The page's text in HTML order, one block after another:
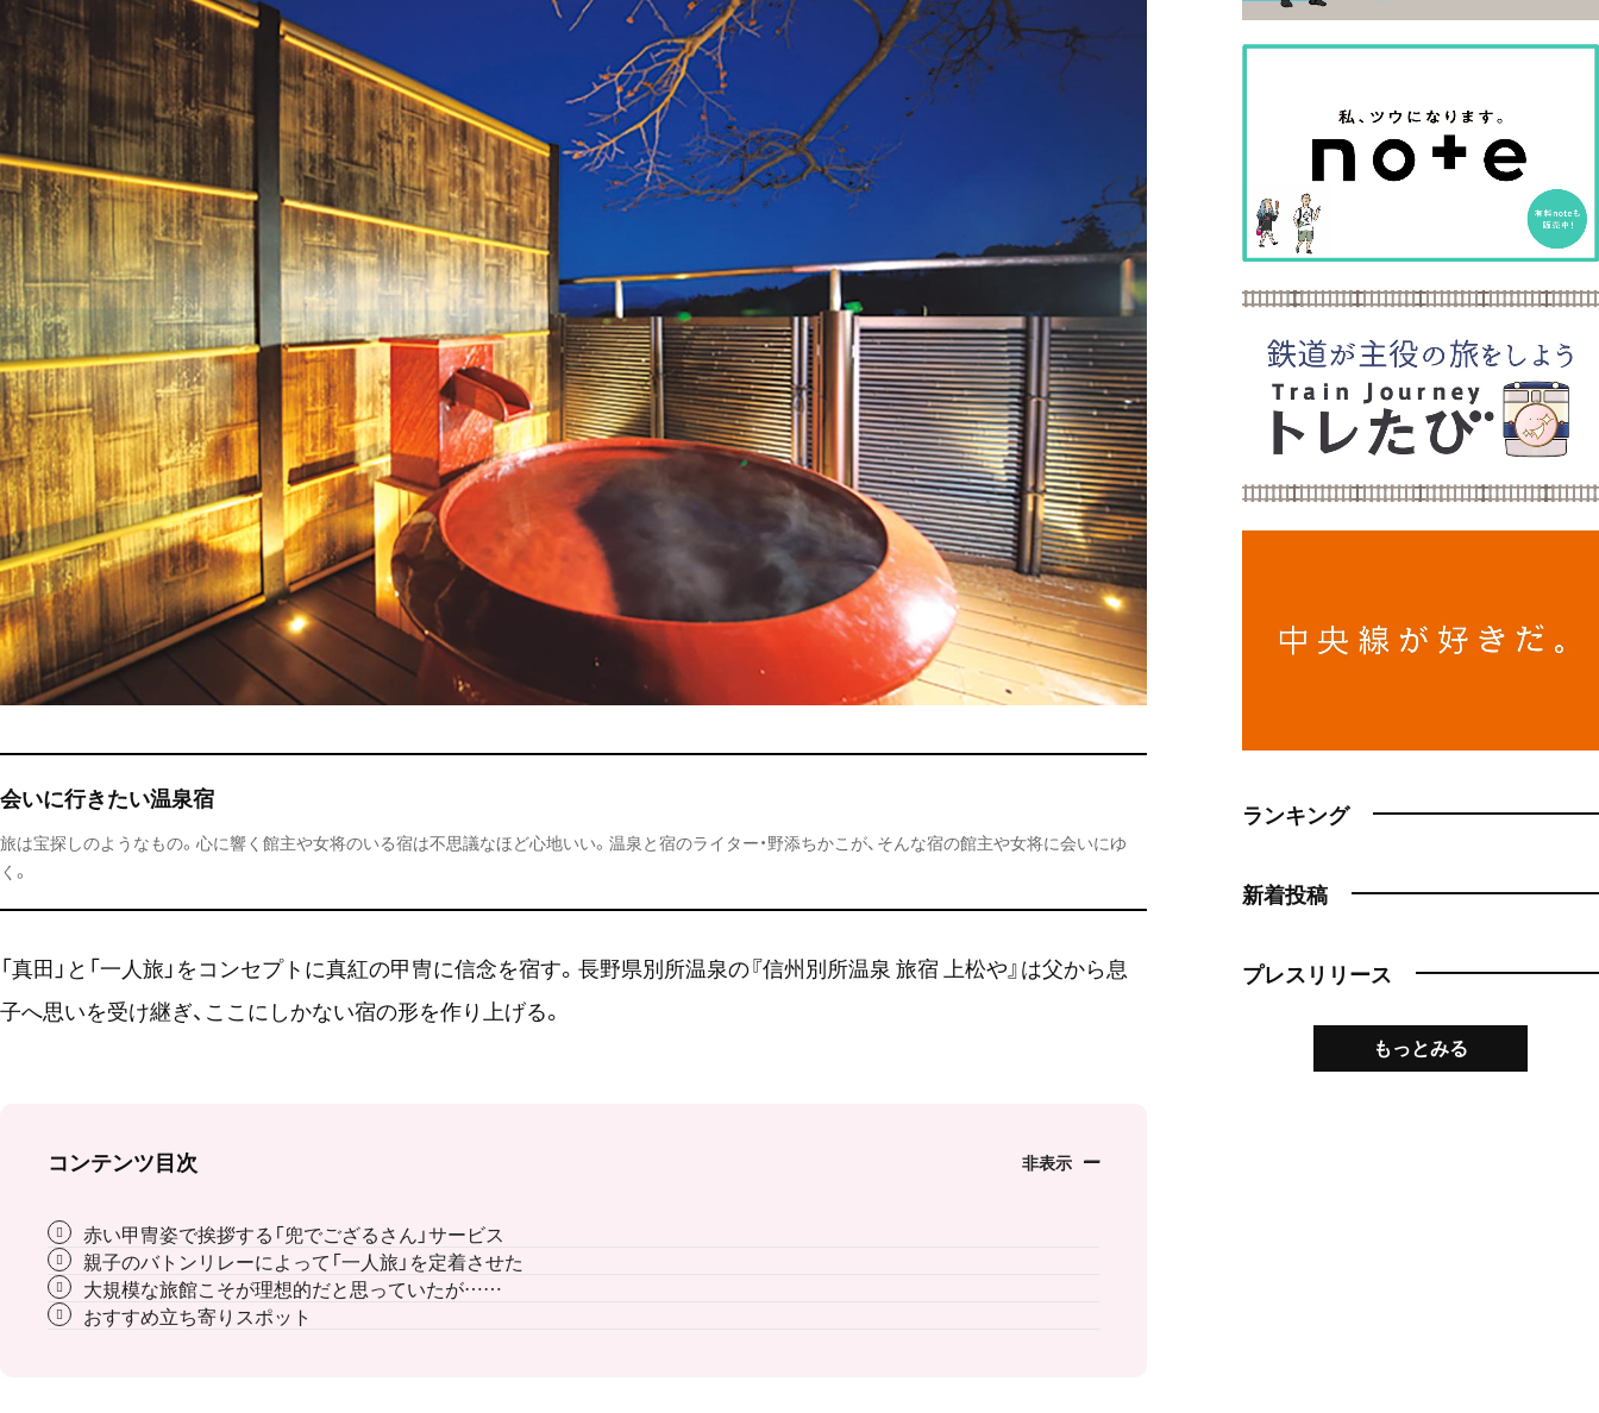
会いに行きたい温泉宿
旅は宝探しのようなもの。心に響く館主や女将のいる宿は不思議なほど心地いい。温泉と宿のライター・野添ちかこが、そんな宿の館主や女将に会いにゆ
く。
「真田」と「一人旅」をコンセプトに真紅の甲冑に信念を宿す。長野県別所温泉の『信州別所温泉 旅宿 上松や』は父から息
子へ思いを受け継ぎ、ここにしかない宿の形を作り上げる。
コンテンツ目次
赤い甲冑姿で挨拶する「兜でござるさん」サービス
親子のバトンリレーによって「一人旅」を定着させた
大規模な旅館こそが理想的だと思っていたが……
おすすめ立ち寄りスポット
ランキング
新着投稿
プレスリリース
もっとみる